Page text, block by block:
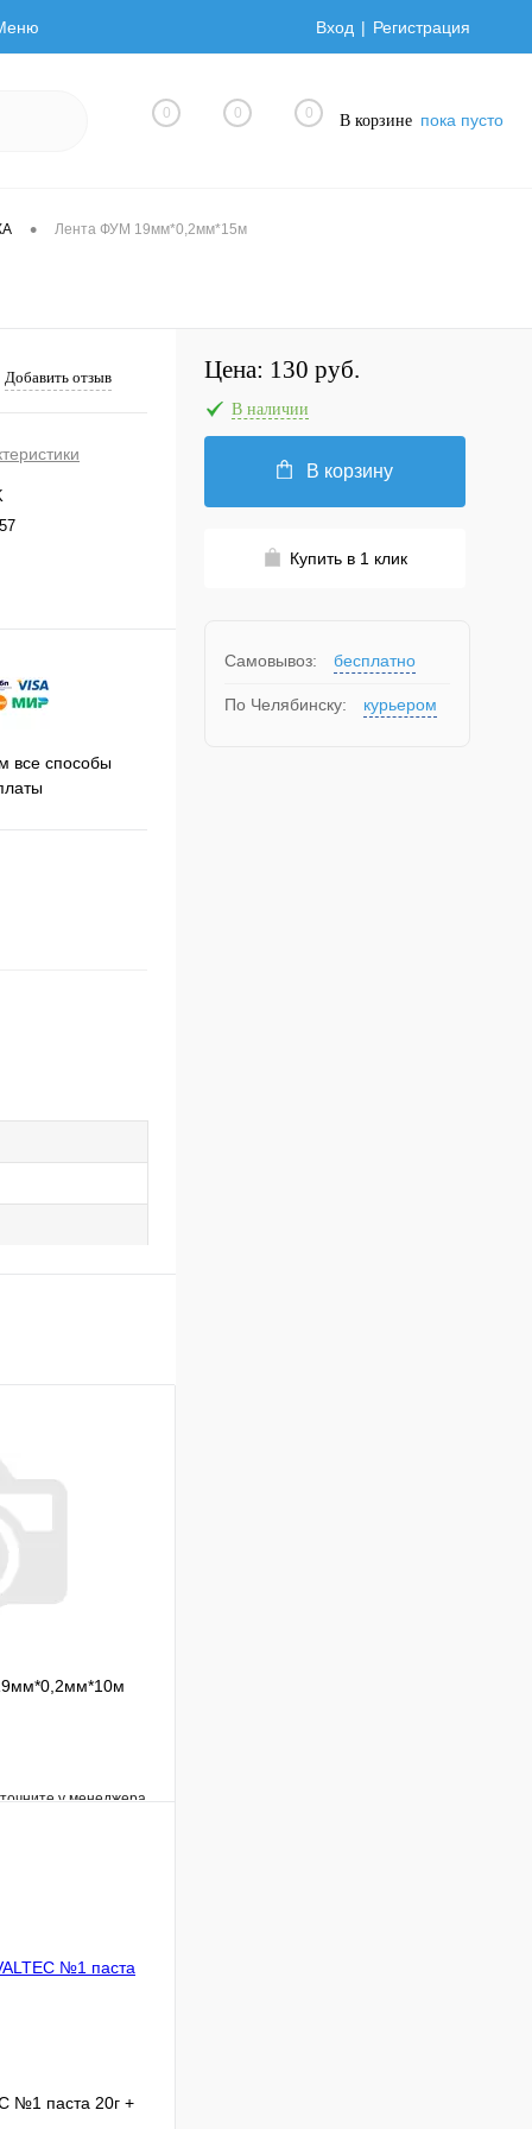
Вход Регистрация
0 0 0 В корзине пока пусто
• Лента ФУМ 19мм*0,2мм*15м
Добавить отзыв
все способы
у менеджера
№1 паста 20г +
Цена: 130 руб.
В наличии
В корзину
Купить в 1 клик
Самовывоз: бесплатно
По Челябинску: курьером